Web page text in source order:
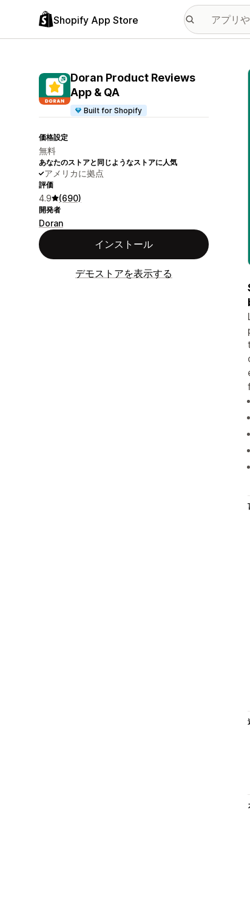
Shopify App Store
Doran Product Reviews
App & QA
Built for Shopify
価格設定
無料
あなたのストアと同じようなストアに人気
アメリカに拠点
評価
4.9 (690)
開発者
Doran
インストール
デモストアを表示する